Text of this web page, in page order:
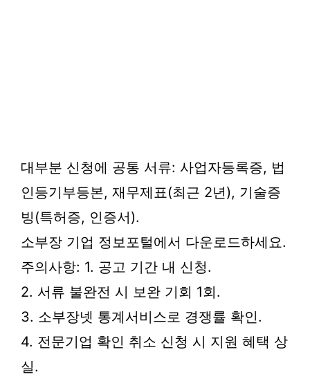
대부분 신청에 공통 서류: 사업자등록증, 법
인등기부등본, 재무제표(최근 2년), 기술증
빙(특허증, 인증서).
소부장 기업 정보포털에서 다운로드하세요.
주의사항: 1. 공고 기간 내 신청.
2. 서류 불완전 시 보완 기회 1회.
3. 소부장넷 통계서비스로 경쟁률 확인.
4. 전문기업 확인 취소 신청 시 지원 혜택 상
실.